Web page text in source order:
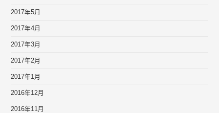
2017年5月
2017年4月
2017年3月
2017年2月
2017年1月
2016年12月
2016年11月